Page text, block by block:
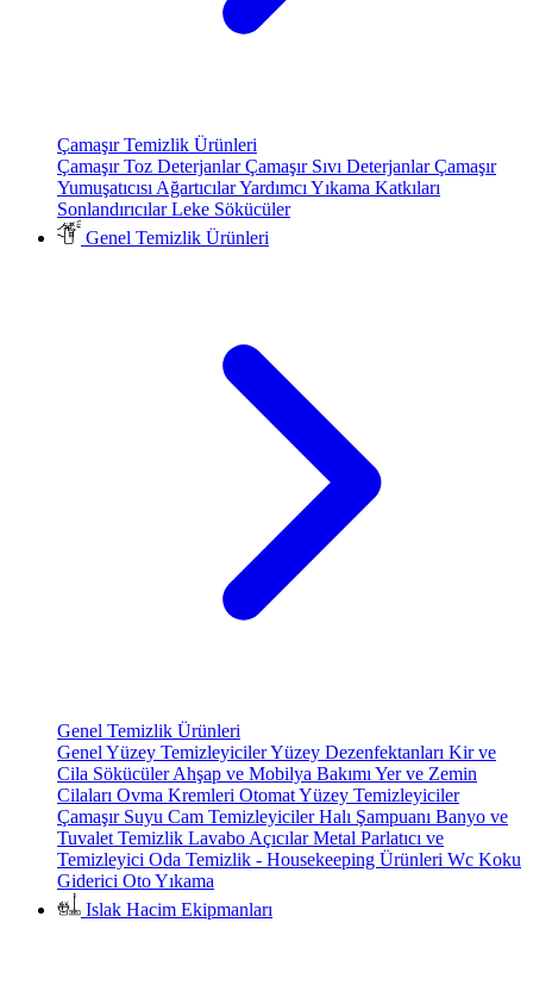
Çamaşır Temizlik Ürünleri
Çamaşır Toz DeterjanlarÇamaşır Sıvı DeterjanlarÇamaşır
Yumuşatıcısı AğartıcılarYardımcı Yıkama Katkıları
SonlandırıcılarLeke Sökücüler
Genel Temizlik Ürünleri
Genel Temizlik Ürünleri
Genel Yüzey TemizleyicilerYüzey Dezenfektanları Kir ve
Cila SökücülerAhşap ve Mobilya Bakımı Yer ve Zemin
Cilaları Ovma Kremleri Otomat Yüzey Temizleyiciler
Çamaşır Suyu Cam TemizleyicilerHalı Şampuanı Banyo ve
Tuvalet Temizlik Lavabo AçıcılarMetal Parlatıcı ve
Temizleyici Oda Temizlik - Housekeeping Ürünleri Wc Koku
Giderici Oto Yıkama
Islak Hacim Ekipmanları